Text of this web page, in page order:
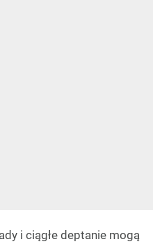
i ciągłe deptanie mogą